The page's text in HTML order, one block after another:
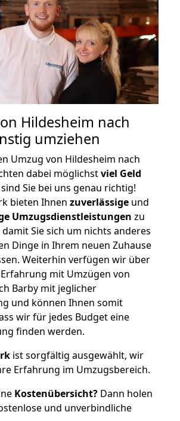
Hildesheim nach
umziehen
Umzug von Hildesheim nach
dabei möglichstviel Geld
Sie bei uns genau richtig!
bieten Ihnen zuverlässige und
Umzugsdienstleistungen zu
Sie sich um nichts anderes
Dinge in Ihrem neuen Zuhause
Weiterhin verfügen wir über
mit Umzügen von
Barby mit jeglicher
und können Ihnen somit
wir für jedes Budget eine
finden werden.
ist sorgfältig ausgewählt, wir
Erfahrung im Umzugsbereich.
Kostenübersicht? Dann holen
und unverbindliche